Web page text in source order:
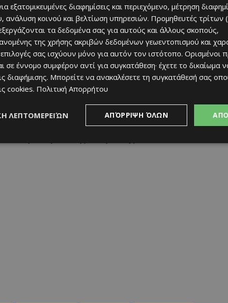
οπότε αναμένεται να κατατεθούν οι προδικαστικές
κατηγορουμένων.
επί των ενστάσεων.
ιατροδικαστής Πανίκος Σταυριανός, ο πρώην
Ιατρόπουλος, ο πρώην υπεύθυνος του ΤΑΕ Λεμεσού
Υπαίθρου Χριστάκης Ναθαναήλ και ο πρώην υπεύθυνος
Πλατρών Χριστάκης Καπηλιώτης.
εξατομικευμένες διαφημίσεις και περιεχόμενο, μέτρηση
ανάλυση κοινού και βελτίωση υπηρεσιών. Προμηθευτές τρίτων
τα δεδομένα σας για αυτούς και άλλους σκοπούς,
της χρήσης ακριβών δεδομένων γεωεντοπισμού και
σας ισχύουν μόνο για αυτόν τον ιστότοπο. Ορισμένοι
σε έννομο συμφέρον αντί για συγκατάθεση· έχετε το δικαίωμα
διαφήμισης. Μπορείτε να ανακαλέσετε τη συγκατάθεσή σας
cookies. Πολιτική Απορρήτου
ΑΠΌΡΡΙΨΗ ΌΛΩΝ
ΛΕΠΤΟΜΕΡΕΙΏΝ